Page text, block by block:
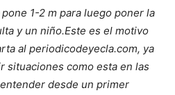
1-2 m para luego poner la
y un niño.Este es el motivo
al periodicodeyecla.com, ya
situaciones como esta en las
desde un primer